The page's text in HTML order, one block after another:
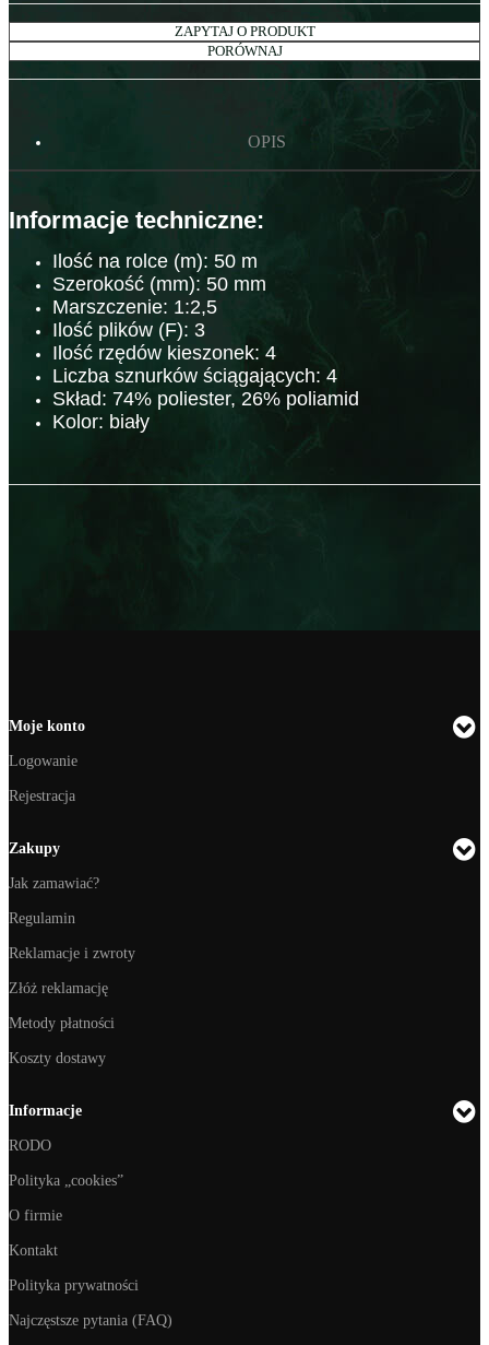
ZAPYTAJ O PRODUKT
PORÓWNAJ
OPIS
Informacje techniczne:
Ilość na rolce (m): 50 m
Szerokość (mm): 50 mm
Marszczenie: 1:2,5
Ilość plików (F): 3
Ilość rzędów kieszonek: 4
Liczba sznurków ściągających: 4
Skład: 74% poliester, 26% poliamid
Kolor: biały
Moje konto
Logowanie
Rejestracja
Zakupy
Jak zamawiać?
Regulamin
Reklamacje i zwroty
Złóż reklamację
Metody płatności
Koszty dostawy
Informacje
RODO
Polityka „cookies”
O firmie
Kontakt
Polityka prywatności
Najczęstsze pytania (FAQ)